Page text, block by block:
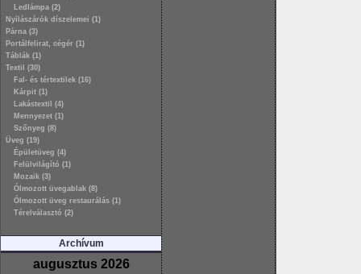
Ledlámpa (2)
Nyílászárók díszelemei (1)
Párna (3)
Portálfelirat, cégér (1)
Táblák (1)
Textil (30)
Fal- és tértextilek (16)
Kárpit (1)
Lakástextil (4)
Mennyezet (1)
Szőnyeg (8)
Üveg (19)
Épületüveg (4)
Felülvilágító (1)
Mozaik (3)
Ólmozott üvegablak (8)
Ólmozott üveg restaurálás (1)
Térelválasztó (2)
Archívum
augusztus 2026